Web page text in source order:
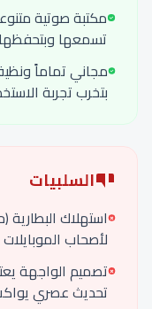
مكتبة صوتية
تسمعها
مجاني تماماً
بتخرب تجربة
السلبيات
لأصحاب
تصميم الواجهة
تحديث عصري يواكب